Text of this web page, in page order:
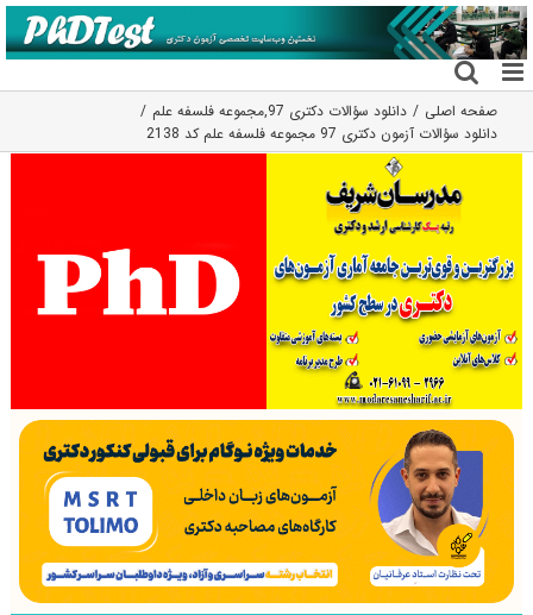
رفتن
به
محتوا
صفحه اصلی دانلود سؤالات دکتری 97 ,مجموعه فلسفه علم
دانلود سؤالات آزمون دکتری 97 مجموعه فلسفه علم کد 2138